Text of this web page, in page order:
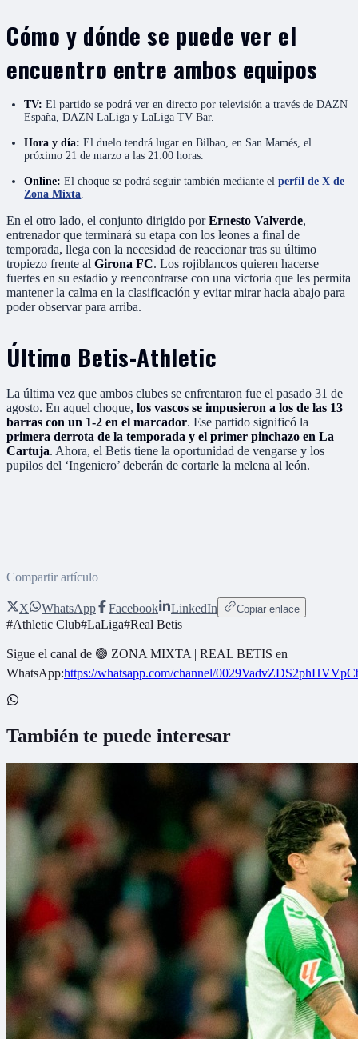
Cómo y dónde se puede ver el
encuentro entre ambos equipos
TV: El partido se podrá ver en directo por televisión a través de DAZN
España, DAZN LaLiga y LaLiga TV Bar.
Hora y día: El duelo tendrá lugar en Bilbao, en San Mamés, el
próximo 21 de marzo a las 21:00 horas.
Online: El choque se podrá seguir también mediante elperfil de X de
Zona Mixta
En el otro lado, el conjunto dirigido porErnesto Valverde,
entrenador que terminará su etapa con los leones a final de
temporada, llega con la necesidad de reaccionar tras su último
tropiezo frente al Girona FC. Los rojiblancos quieren hacerse
fuertes en su estadio y reencontrarse con una victoria que les permita
mantener la calma en la clasificación y evitar mirar hacia abajo para
poder observar para arriba.
Último Betis-Athletic
La última vez que ambos clubes se enfrentaron fue el pasado 31 de
agosto. En aquel choque, los vascos se impusieron a los de las 13
barras con un 1-2 en el marcador. Ese partido significó la
primera derrota de la temporada y el primer pinchazo en La
Cartuja. Ahora, el Betis tiene la oportunidad de vengarse y los
pupilos del ‘Ingeniero’ deberán de cortarle la melena al león.
Compartir artículo
X WhatsApp Facebook LinkedIn Copiar enlace
#Athletic Club#LaLiga#Real Betis
Sigue el canal de 🟢 ZONA MIXTA | REAL BETIS en
WhatsApp:https://whatsapp.com/channel/
También te puede interesar